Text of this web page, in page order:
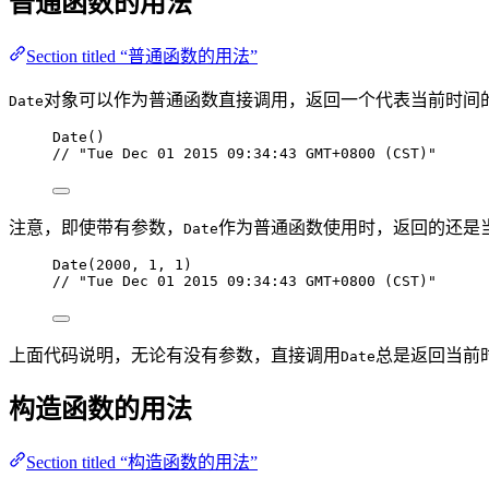
Section titled “普通函数的用法”
Date对象可以作为普通函数直接调用，返回一个代表当前时间
Date ()
// "Tue Dec 01 2015 09:34:43 GMT+0800 (CST)"
注意，即使带有参数， Date作为普通函数使用时，返回的还是
Date ( 2000 , 1 , 1 )
// "Tue Dec 01 2015 09:34:43 GMT+0800 (CST)"
上面代码说明，无论有没有参数，直接调用 Date总是返回当前
构造函数的用法
Section titled “构造函数的用法”